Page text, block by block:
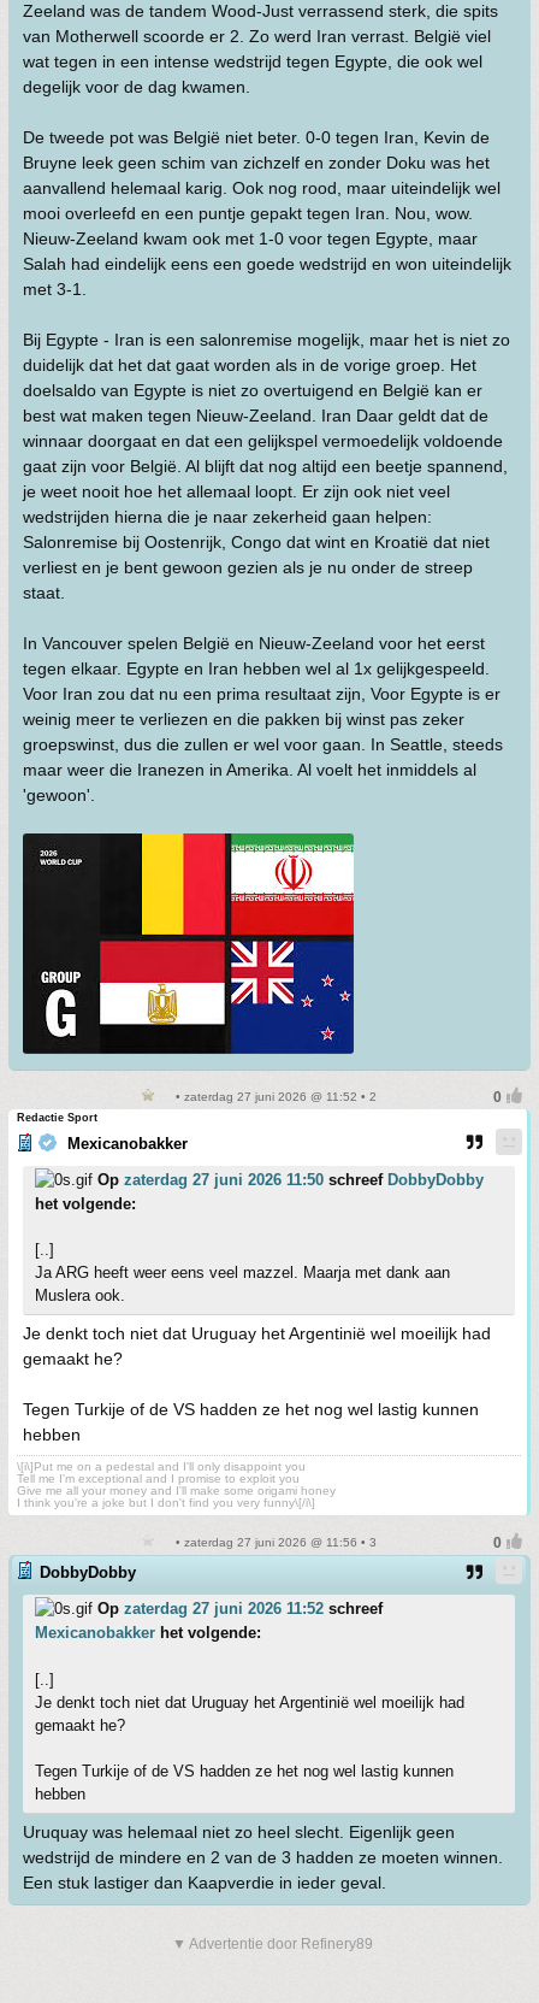
Zeeland was de tandem Wood-Just verrassend sterk, die spits
van Motherwell scoorde er 2. Zo werd Iran verrast. België viel
wat tegen in een intense wedstrijd tegen Egypte, die ook wel
degelijk voor de dag kwamen.
De tweede pot was België niet beter. 0-0 tegen Iran, Kevin de
Bruyne leek geen schim van zichzelf en zonder Doku was het
aanvallend helemaal karig. Ook nog rood, maar uiteindelijk wel
mooi overleefd en een puntje gepakt tegen Iran. Nou, wow.
Nieuw-Zeeland kwam ook met 1-0 voor tegen Egypte, maar
Salah had eindelijk eens een goede wedstrijd en won uiteindelijk
met 3-1.
Bij Egypte - Iran is een salonremise mogelijk, maar het is niet zo
duidelijk dat het dat gaat worden als in de vorige groep. Het
doelsaldo van Egypte is niet zo overtuigend en België kan er
best wat maken tegen Nieuw-Zeeland. Iran Daar geldt dat de
winnaar doorgaat en dat een gelijkspel vermoedelijk voldoende
gaat zijn voor België. Al blijft dat nog altijd een beetje spannend,
je weet nooit hoe het allemaal loopt. Er zijn ook niet veel
wedstrijden hierna die je naar zekerheid gaan helpen:
Salonremise bij Oostenrijk, Congo dat wint en Kroatië dat niet
verliest en je bent gewoon gezien als je nu onder de streep
staat.
In Vancouver spelen België en Nieuw-Zeeland voor het eerst
tegen elkaar. Egypte en Iran hebben wel al 1x gelijkgespeeld.
Voor Iran zou dat nu een prima resultaat zijn, Voor Egypte is er
weinig meer te verliezen en die pakken bij winst pas zeker
groepswinst, dus die zullen er wel voor gaan. In Seattle, steeds
maar weer die Iranezen in Amerika. Al voelt het inmiddels al
'gewoon'.
• zaterdag 27 juni 2026 @ 11:52 • 2
Redactie Sport
Mexicanobakker
Op zaterdag 27 juni 2026 11:50 schreef DobbyDobby
het volgende:
[..]
Ja ARG heeft weer eens veel mazzel. Maarja met dank aan
Muslera ook.
Je denkt toch niet dat Uruguay het Argentinië wel moeilijk had
gemaakt he?
Tegen Turkije of de VS hadden ze het nog wel lastig kunnen
hebben
\[i\]Put me on a pedestal and I'll only disappoint you
Tell me I'm exceptional and I promise to exploit you
Give me all your money and I'll make some origami honey
I think you're a joke but I don't find you very funny\[/i\]
• zaterdag 27 juni 2026 @ 11:56 • 3
DobbyDobby
Op zaterdag 27 juni 2026 11:52 schreef
Mexicanobakker het volgende:
[..]
Je denkt toch niet dat Uruguay het Argentinië wel moeilijk had
gemaakt he?
Tegen Turkije of de VS hadden ze het nog wel lastig kunnen
hebben
Uruquay was helemaal niet zo heel slecht. Eigenlijk geen
wedstrijd de mindere en 2 van de 3 hadden ze moeten winnen.
Een stuk lastiger dan Kaapverdie in ieder geval.
▼ Advertentie door Refinery89